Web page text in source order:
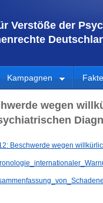
Verstöße der
Kampagnen
wegen
Beschwerde wegen